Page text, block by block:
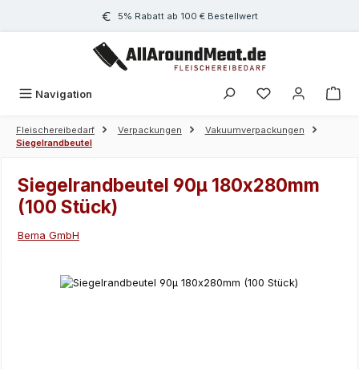
Zum Hauptinhalt springen5% Rabatt ab 100 € Bestellwert
Navigation
Fleischereibedarf Verpackungen
Vakuumverpackungen
Siegelrandbeutel
Siegelrandbeutel 90µ 180x280mm
(100 Stück)
Bema GmbH
Bildergalerie überspringen